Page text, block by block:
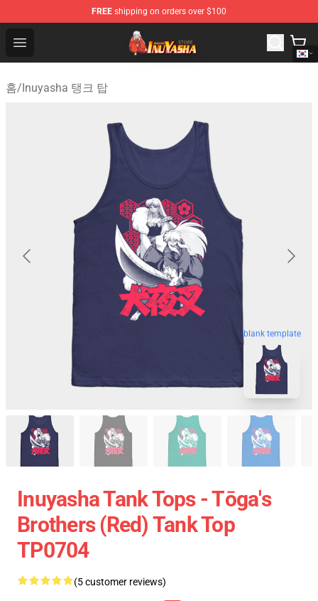
FREE shipping on orders over $100
Open menu
Inuyasha Store - Official Inuyasha Merchandise Shop
홈/Inuyasha 탱크 탑
blank template
Inuyasha Tank Tops - Tōga's
Brothers (red) Tank Top
TP0704
(5 customer reviews)